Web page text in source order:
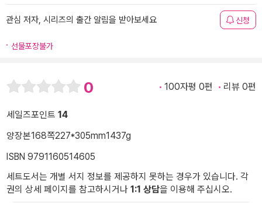
관심 저자, 시리즈의 출간 알림을 받아보세요 신청
선물포장불가
0 100자평 0편 리뷰 0편
세일즈포인트 14
양장본168쪽227*305mm1437g
ISBN 9791160514605
세트도서는 개별 서지 정보를 제공하지 못하는 경우가 있습니다. 각
권의 상세 페이지를 참고하시거나 1:1 상담을 이용해 주십시오.